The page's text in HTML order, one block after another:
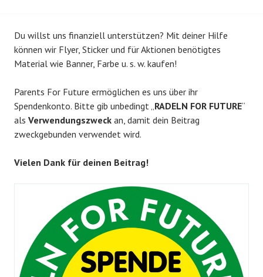
Du willst uns finanziell unterstützen? Mit deiner Hilfe
können wir Flyer, Sticker und für Aktionen benötigtes
Material wie Banner, Farbe u. s. w. kaufen!
Parents For Future ermöglichen es uns über ihr
Spendenkonto. Bitte gib unbedingt „RADELN FOR FUTURE“
als Verwendungszweck an, damit dein Beitrag
zweckgebunden verwendet wird.
Vielen Dank für deinen Beitrag!